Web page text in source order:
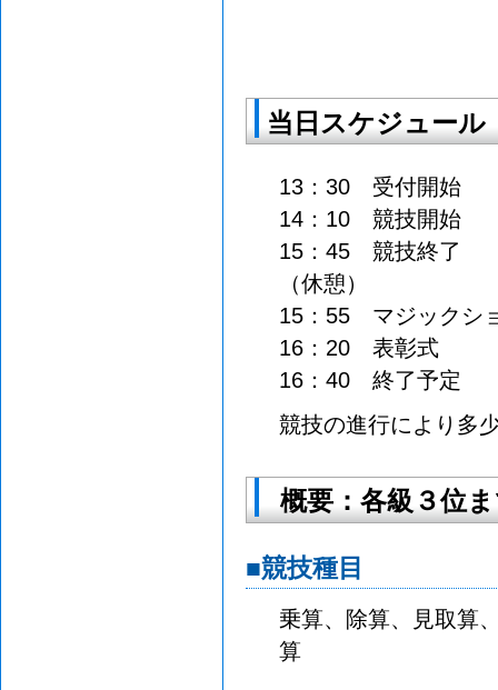
当日スケジュール
13：30 受付開始
14：10 競技開始
15：45 競技終了
（休憩）
15：55 マジックシ
16：20 表彰式
16：40 終了予定
競技の進行により多
概要：各級３位
■競技種目
乗算、除算、見取算
算